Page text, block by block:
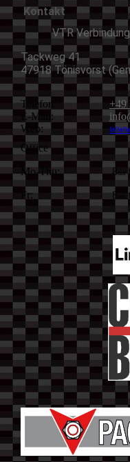
Kontakt
VTR
Tackweg 41
47918 Tönisvorst
Telefon:
E-Mail:
Web:
+49
Office
Mo-Thu:
Fr:
8am
8